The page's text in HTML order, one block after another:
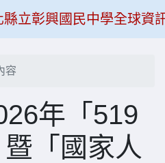
縣立彰興國民中學全球資
容
年「519
「國家人